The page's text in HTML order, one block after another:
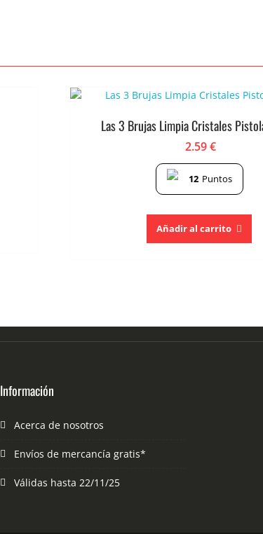
Las 3 Brujas Limpia Cristales
2.59€
12 Puntos
Añadir al carrito
Información
Acerca de nosotros
Envíos de mercancía gratis*
Válidas hasta 22/11/25